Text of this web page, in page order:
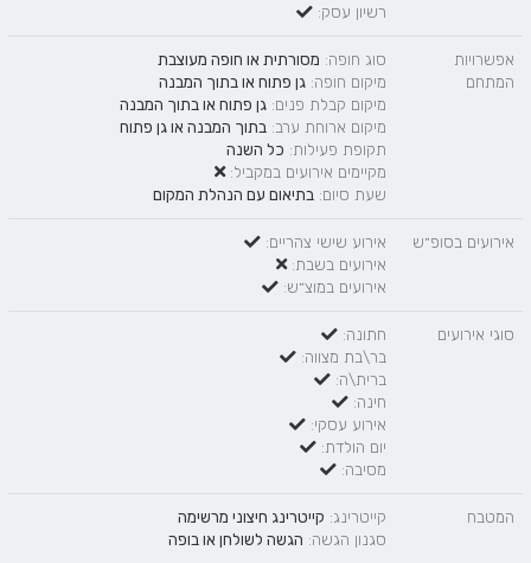
רשיון עסק:
אפשרויות
המתחם
סוג חופה: מסורתית או חופה מעוצבת
מיקום חופה:גן פתוח או בתוך המבנה
מיקום קבלת פנים:גן פתוח או בתוך המבנה
מיקום ארוחת ערב: בתוך המבנה אוגן פתוח
תקופת פעילות: כל השנה
מקיימים אירועים במקביל:
שעת סיום: בתיאום עם הנהלת המקום
אירועים בסופ״ש
אירוע שישי צהריים:
אירועים בשבת:
אירועים במוצ״ש:
סוגי אירועים
חתונה:
בר\בת מצווה:
ברית\ה:
חינה:
אירוע עסקי:
יום הולדת:
מסיבה:
המטבח קייטרינג: קייטרינג חיצוני מרשימה
סגנון הגשה: הגשה לשולחן או בופה